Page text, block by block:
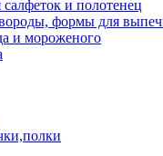
и полотенец
формы для
и мороженого